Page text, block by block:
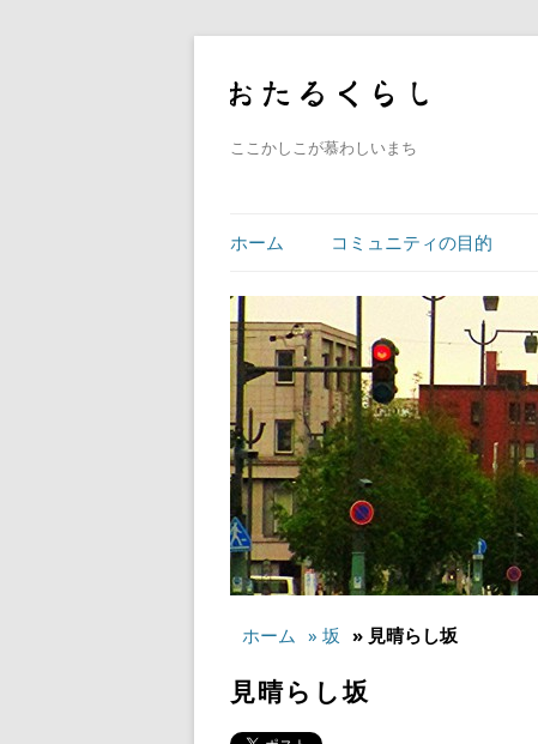
ここかしこが慕わしいまち
ホーム コミュニティの目的
ホーム » 坂 » 見晴らし坂
見晴らし坂